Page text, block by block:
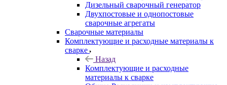
Дизельный сварочный генератор
Двухпостовые и однопостовые
сварочные агрегаты
Сварочные материалы
Комплектующие и расходные материалы к
сварке
Назад
Комплектующие и расходные
материалы к сварке